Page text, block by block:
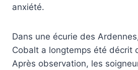
anxiété.
Dans une écurie des
Cobalt a longtemps été décrit
Après observation, les